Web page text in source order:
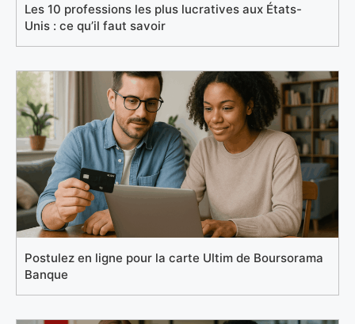
Les 10 professions les plus lucratives aux États-
Unis : ce qu’il faut savoir
Postulez en ligne pour la carte Ultim de Boursorama
Banque